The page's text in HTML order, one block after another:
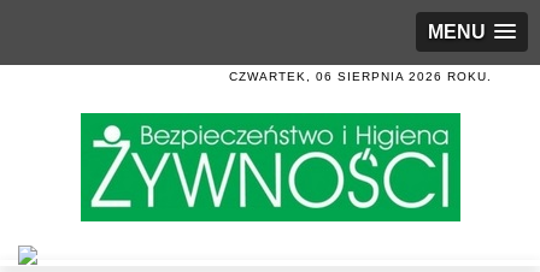
MENU
CZWARTEK, 06 SIERPNIA 2026 ROKU.